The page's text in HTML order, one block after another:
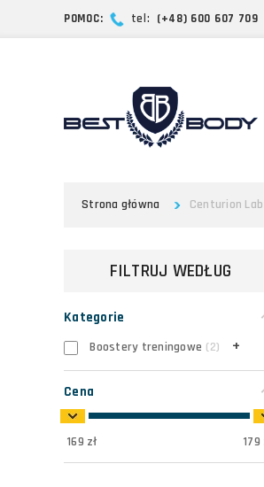
POMOC: tel: (+48) 600 607 709
Strona główna Centurion
FILTRUJ WEDŁUG
Kategorie
Boostery treningowe 2 +
Cena
169 zł 179